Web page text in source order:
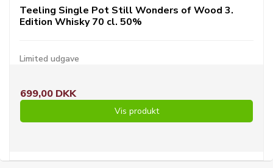
Teeling Single Pot Still Wonders of Wood 3.
Edition Whisky 70 cl. 50%
Limited udgave
699,00 DKK
Vis produkt